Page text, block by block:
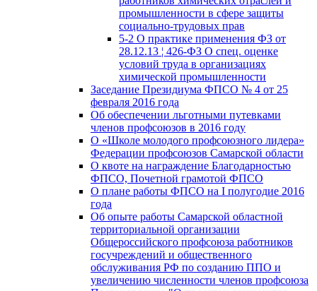
промышленности в сфере защиты
социально-трудовых прав
5-2 О практике применения ФЗ от
28.12.13 ¦ 426-ФЗ О спец. оценке
условий труда в организациях
химической промышленности
Заседание Президиума ФПСО № 4 от 25
февраля 2016 года
Об обеспечении льготными путевками
членов профсоюзов в 2016 году
О «Школе молодого профсоюзного лидера»
Федерации профсоюзов Самарской области
О квоте на награждение Благодарностью
ФПСО, Почетной грамотой ФПСО
О плане работы ФПСО на I полугодие 2016
года
Об опыте работы Самарской областной
территориальной организации
Общероссийского профсоюза работников
госучреждений и общественного
обслуживания РФ по созданию ППО и
увеличению численности членов профсоюза